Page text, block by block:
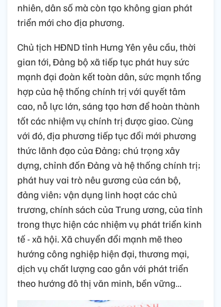
nhiên, dân số mà còn tạo không gian phát
triển mới cho địa phương.
Chủ tịch HĐND tỉnh Hưng Yên yêu cầu, thời
gian tới, Đảng bộ xã tiếp tục phát huy sức
mạnh đại đoàn kết toàn dân, sức mạnh tổng
hợp của hệ thống chính trị với quyết tâm
cao, nỗ lực lớn, sáng tạo hơn để hoàn thành
tốt các nhiệm vụ chính trị được giao. Cùng
với đó, địa phương tiếp tục đổi mới phương
thức lãnh đạo của Đảng; chú trọng xây
dựng, chỉnh đốn Đảng và hệ thống chính trị;
phát huy vai trò nêu gương của cán bộ,
đảng viên; vận dụng linh hoạt các chủ
trương, chính sách của Trung ương, của tỉnh
trong thực hiện các nhiệm vụ phát triển kinh
tế - xã hội. Xã chuyển đổi mạnh mẽ theo
hướng công nghiệp hiện đại, thương mại,
dịch vụ chất lượng cao gắn với phát triển
theo hướng đô thị văn minh, bền vững…